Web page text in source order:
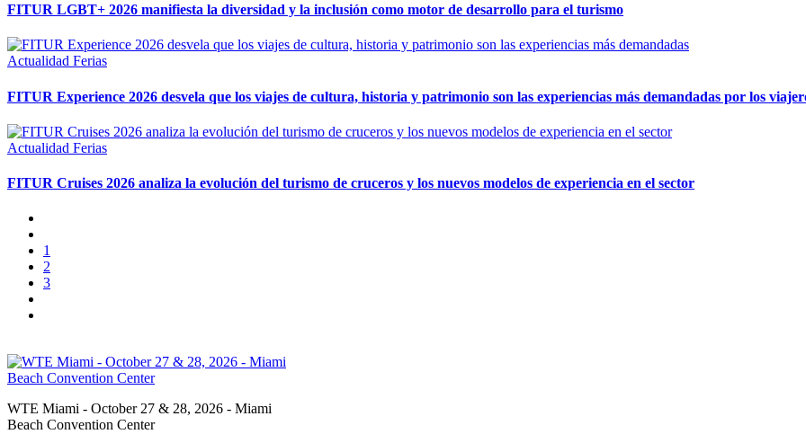
FITUR LGBT+ 2026 manifiesta la diversidad y la inclusión como motor de desarrollo para el turismo
Actualidad Ferias
FITUR Experience 2026 desvela que los viajes de cultura, historia y patrimonio son las experiencias más demandadas por los
Actualidad Ferias
FITUR Cruises 2026 analiza la evolución del turismo de cruceros y los nuevos modelos de experiencia en el sector
1
2
3
WTE Miami - October 27 & 28, 2026 - Miami
Beach Convention Center